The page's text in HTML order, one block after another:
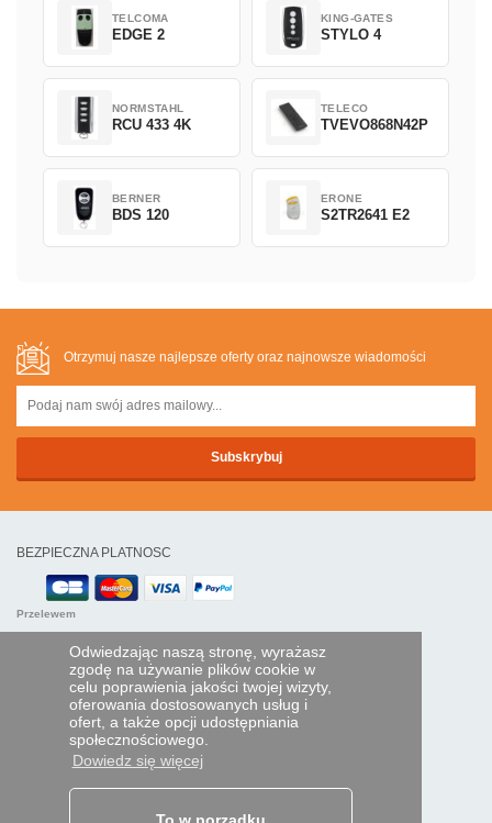
Odwiedzając naszą stronę, wyrażasz
zgodę na używanie plików cookie w
celu poprawienia jakości twojej wizyty,
oferowania dostosowanych usług i
ofert, a także opcji udostępniania
społecznościowego.
Dowiedz się więcej
TELCOMA
EDGE 2
KING-GATES
STYLO 4
NORMSTAHL
RCU 433 4K
TELECO
TVEVO868N42P
BERNER
BDS 120
ERONE
S2TR2641 E2
Otrzymuj nasze najlepsze oferty oraz najnowsze wiadomości
BEZPIECZNA PLATNOSC
Przelewem
POMOC I USŁUGI
Śledź swoje zamówienie
PILOTY EXPRESS
Kim jesteśmy?
Dane osobowe